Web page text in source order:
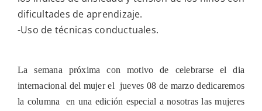
dificultades de aprendizaje.
-Uso de técnicas conductuales.
La semana próxima con motivo de celebrarse el dia
internacional del mujer el jueves 08 de marzo dedicaremos
la columna
en una edición especial a nosotras las mujeres